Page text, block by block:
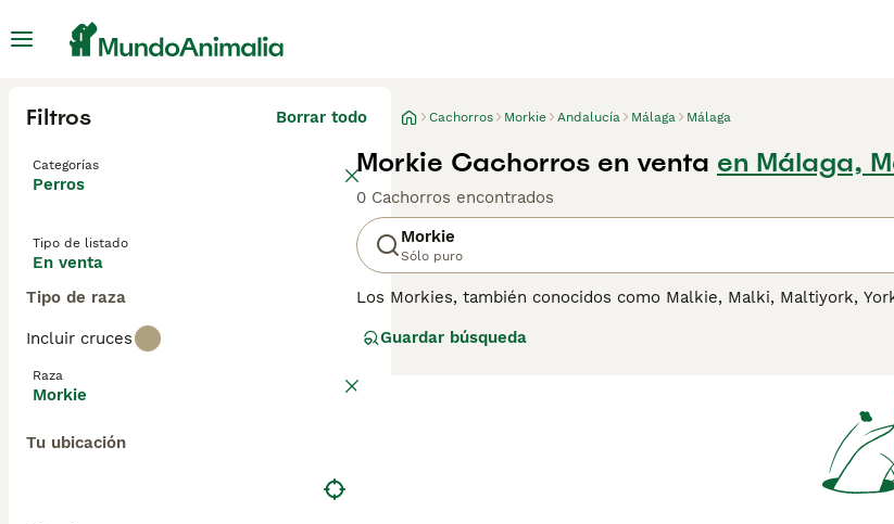
Filtros Borrar todo
Categorías
Perros
Tipo de listado
En venta
Tipo de raza
Incluir cruces
Raza
Morkie
Tu ubicación
Cachorros Morkie Andalucía Málaga Málaga
Morkie Cachorros en venta en Málaga,
0 Cachorros encontrados
Morkie
Sólo puro
Los Morkies, también conocidos como Malkie, Malki, Maltiyork,
estatura, pero tienen grandes personalidades y prosperan en la
Guardar búsqueda